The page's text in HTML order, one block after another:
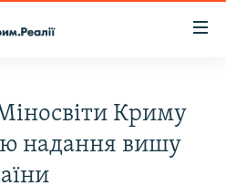
Криму
надання вишу